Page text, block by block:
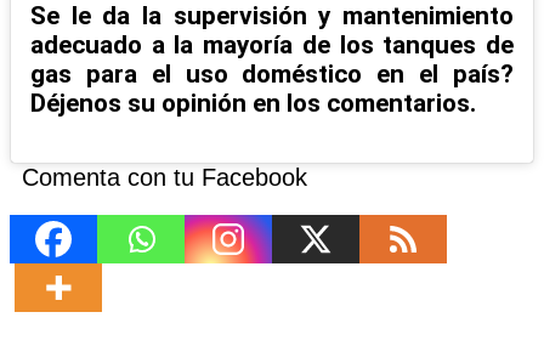
Se le da la supervisión y mantenimiento
adecuado a la mayoría de los tanques de
gas para el uso doméstico en el país?
Déjenos su opinión en los comentarios.
Comenta con tu Facebook